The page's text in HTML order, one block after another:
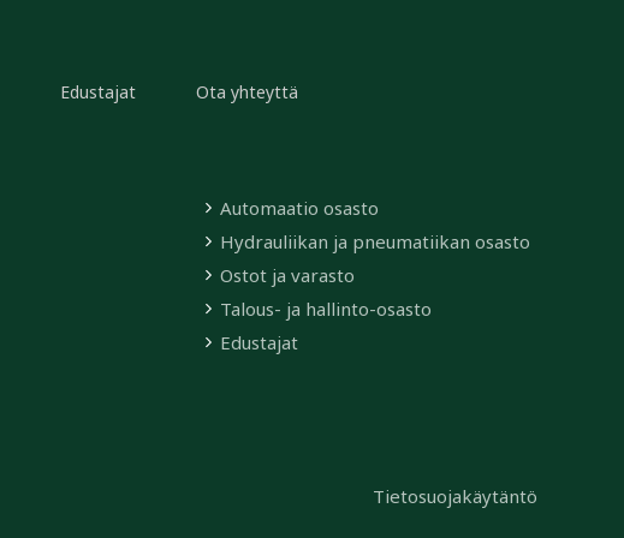
Edustajat Ota yhteyttä
Automaatio osasto
Hydrauliikan ja pneumatiikan osasto
Ostot ja varasto
Talous- ja hallinto-osasto
Edustajat
Tietosuojakäytäntö